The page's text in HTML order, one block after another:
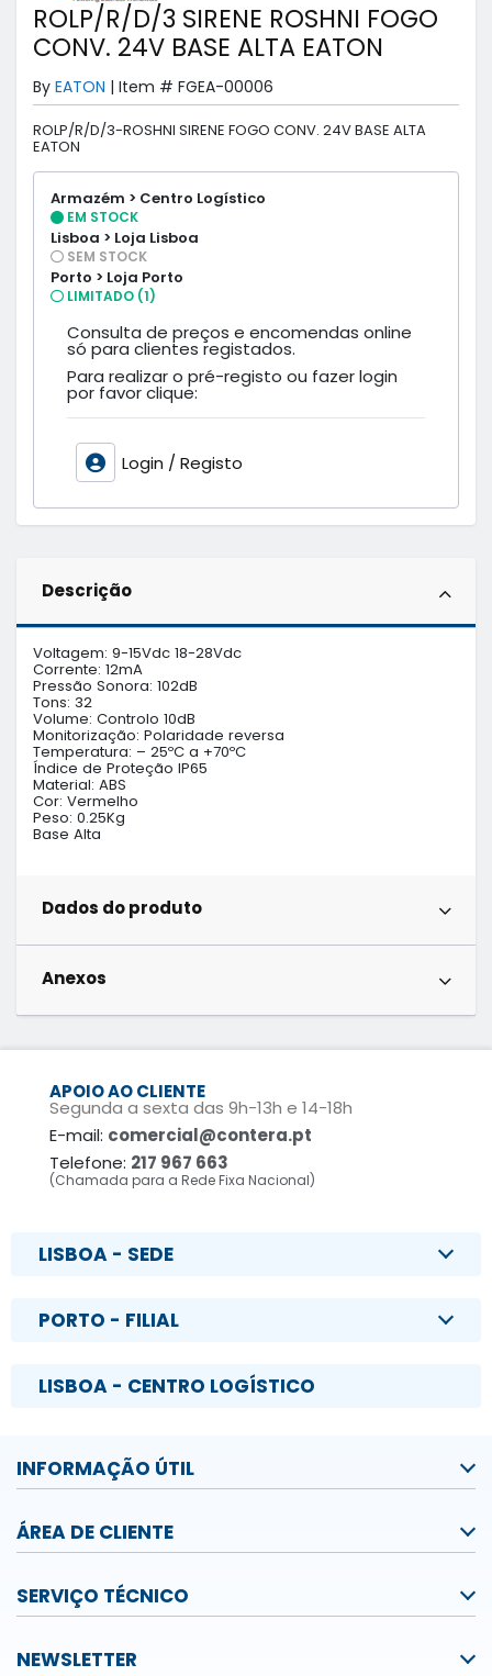
ROLP/R/D/3 SIRENE ROSHNI FOGO
CONV. 24V BASE ALTA EATON
By EATON | Item # FGEA-00006
ROLP/R/D/3-ROSHNI SIRENE FOGO CONV. 24V BASE ALTA
EATON
Armazém > Centro Logístico
EM STOCK
Lisboa > Loja Lisboa
SEM STOCK
Porto > Loja Porto
LIMITADO (1)
Consulta de preços e encomendas online
só para clientes registados.
Para realizar o pré-registo ou fazer login
por favor clique:
Login / Registo
Descrição
Voltagem: 9-15Vdc 18-28Vdc
Corrente: 12mA
Pressão Sonora: 102dB
Tons: 32
Volume: Controlo 10dB
Monitorização: Polaridade reversa
Temperatura: – 25ºC a +70ºC
Índice de Proteção IP65
Material: ABS
Cor: Vermelho
Peso: 0.25Kg
Base Alta
Dados do produto
Anexos
APOIO AO CLIENTE
Segunda a sexta das 9h-13h e 14-18h
E-mail: comercial@contera.pt
Telefone: 217 967 663
(Chamada para a Rede Fixa Nacional)
LISBOA - SEDE
PORTO - FILIAL
LISBOA - CENTRO LOGÍSTICO
INFORMAÇÃO ÚTIL
ÁREA DE CLIENTE
SERVIÇO TÉCNICO
NEWSLETTER